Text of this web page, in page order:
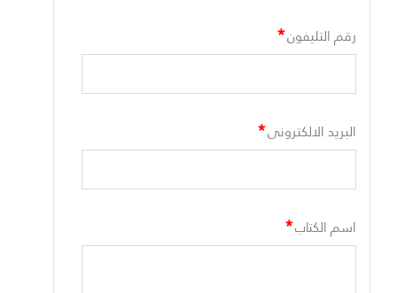
رقم التليفون*
البريد الالكترونى*
اسم الكتاب*